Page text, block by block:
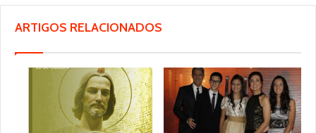
ARTIGOS RELACIONADOS